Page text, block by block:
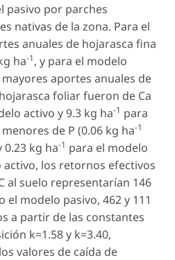
pasivo por parches
nativas de la zona. Para el
anuales de hojarasca fina
ha-1, y para el modelo
mayores aportes anuales de
foliar fueron de Ca
activo y 9.3 kg ha-1 para
de P (0.06 kg ha-1
kg ha-1 para el modelo
activo, los retornos efectivos
al suelo representarían 146
el modelo pasivo, 462 y 111
a partir de las constantes
k=1.58 y k=3.40,
valores de caída de